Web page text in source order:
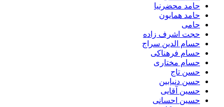
حامد محضرنیا
حامد همایون
حامی
حجت اشرف زاده
حسام الدین سراج
حسام فرهناکی
حسام مختاری
حسن تاج
حسن دنیابین
حسین آقایی
حسین احسانی